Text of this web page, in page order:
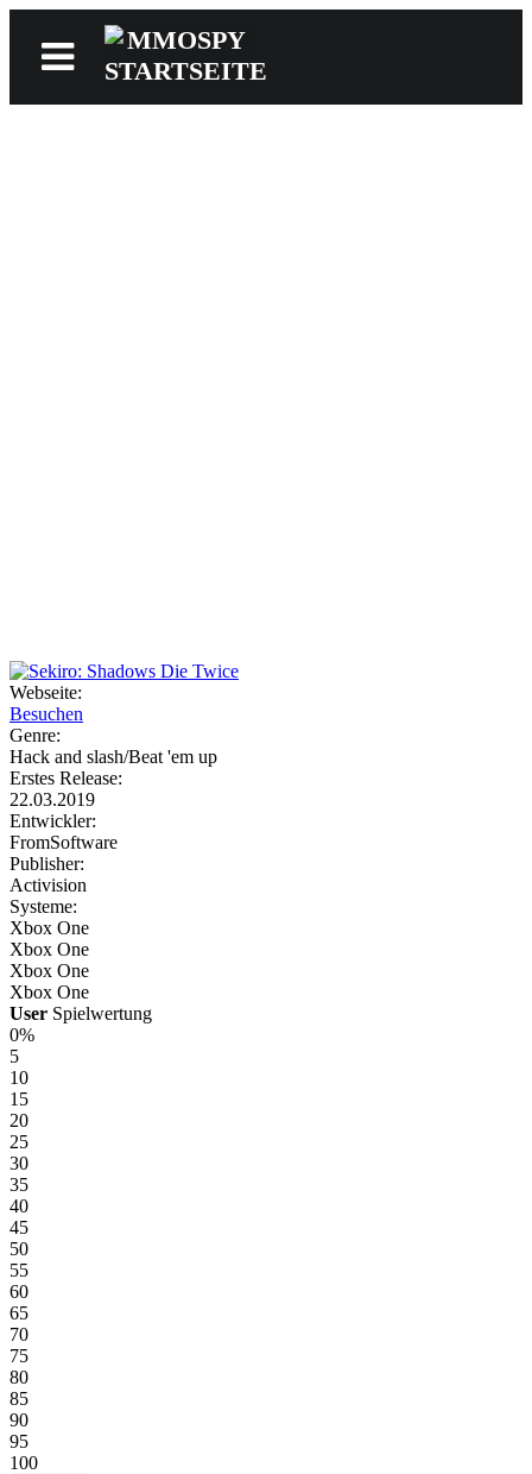
Webseite:
Besuchen
Genre:
Hack and slash/Beat 'em up
Erstes Release:
22.03.2019
Entwickler:
FromSoftware
Publisher:
Activision
Systeme:
Xbox One
Xbox One
Xbox One
Xbox One
User Spielwertung
0%
5
10
15
20
25
30
35
40
45
50
55
60
65
70
75
80
85
90
95
100